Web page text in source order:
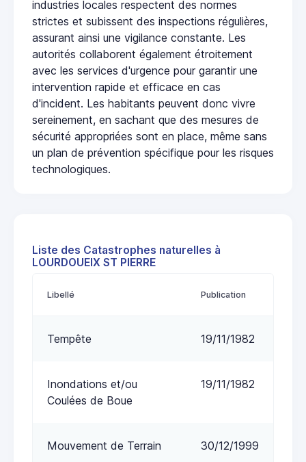
industries locales respectent des normes
strictes et subissent des inspections régulières,
assurant ainsi une vigilance constante. Les
autorités collaborent également étroitement
avec les services d'urgence pour garantir une
intervention rapide et efficace en cas
d'incident. Les habitants peuvent donc vivre
sereinement, en sachant que des mesures de
sécurité appropriées sont en place, même sans
un plan de prévention spécifique pour les risques
technologiques.
Liste des Catastrophes naturelles à
LOURDOUEIX ST PIERRE
Libellé Publication
Tempête 19/11/1982
Inondations et/ou
Coulées de Boue
19/11/1982
Mouvement de Terrain 30/12/1999